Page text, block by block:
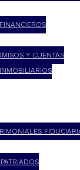
Y CUENTAS